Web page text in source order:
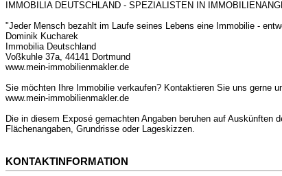
IMMOBILIA DEUTSCHLAND - SPEZIALISTEN IN
"Jeder Mensch bezahlt im Laufe seines Lebens eine Immobilie -
Dominik Kucharek
Immobilia Deutschland
Voßkuhle 37a, 44141 Dortmund
www.mein-immobilienmakler.de
Sie möchten Ihre Immobilie verkaufen? Kontaktieren Sie uns gerne
www.mein-immobilienmakler.de
Die in diesem Exposé gemachten Angaben beruhen auf Auskünften
Flächenangaben, Grundrisse oder Lageskizzen.
KONTAKTINFORMATION